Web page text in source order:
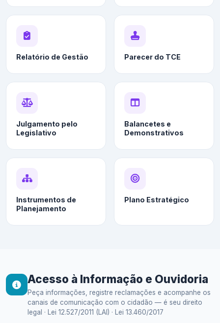
Relatório de Gestão Parecer do TCE
Julgamento pelo
Legislativo
Balancetes e
Demonstrativos
Instrumentos de
Planejamento
Plano Estratégico
Acesso à Informação e Ouvidoria
Peça informações, registre reclamações e acompanhe os
canais de comunicação com o cidadão — é seu direito
legal · Lei 12.527/2011 (LAI) · Lei 13.460/2017